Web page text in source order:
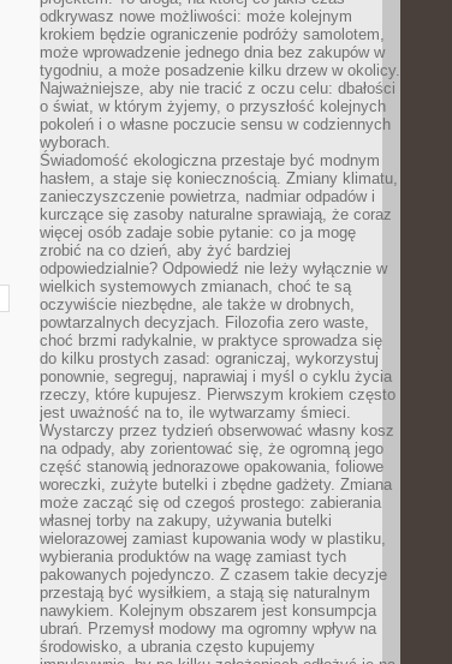
odkrywasz nowe możliwości: może kolejnym
krokiem będzie ograniczenie podróży samolotem,
może wprowadzenie jednego dnia bez zakupów w
tygodniu, a może posadzenie kilku drzew w okolicy.
Najważniejsze, aby nie tracić z oczu celu: dbałości
o świat, w którym żyjemy, o przyszłość kolejnych
pokoleń i o własne poczucie sensu w codziennych
wyborach.
Świadomość ekologiczna przestaje być modnym
hasłem, a staje się koniecznością. Zmiany klimatu,
zanieczyszczenie powietrza, nadmiar odpadów i
kurczące się zasoby naturalne sprawiają, że coraz
więcej osób zadaje sobie pytanie: co ja mogę
zrobić na co dzień, aby żyć bardziej
odpowiedzialnie? Odpowiedź nie leży wyłącznie w
wielkich systemowych zmianach, choć te są
oczywiście niezbędne, ale także w drobnych,
powtarzalnych decyzjach. Filozofia zero waste,
choć brzmi radykalnie, w praktyce sprowadza się
do kilku prostych zasad: ograniczaj, wykorzystuj
ponownie, segreguj, naprawiaj i myśl o cyklu życia
rzeczy, które kupujesz. Pierwszym krokiem często
jest uważność na to, ile wytwarzamy śmieci.
Wystarczy przez tydzień obserwować własny kosz
na odpady, aby zorientować się, że ogromną jego
część stanowią jednorazowe opakowania, foliowe
woreczki, zużyte butelki i zbędne gadżety. Zmiana
może zacząć się od czegoś prostego: zabierania
własnej torby na zakupy, używania butelki
wielorazowej zamiast kupowania wody w plastiku,
wybierania produktów na wagę zamiast tych
pakowanych pojedynczo. Z czasem takie decyzje
przestają być wysiłkiem, a stają się naturalnym
nawykiem. Kolejnym obszarem jest konsumpcja
ubrań. Przemysł modowy ma ogromny wpływ na
środowisko, a ubrania często kupujemy